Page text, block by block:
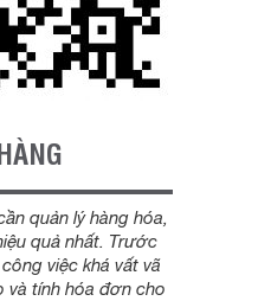
quản lý hàng hóa,
quả nhất. Trước
việc khá vất vã
và tính hóa đơn cho